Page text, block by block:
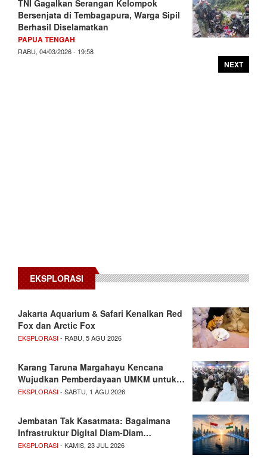
TNI Gagalkan Serangan Kelompok
Bersenjata di Tembagapura, Warga Sipil
Berhasil Diselamatkan
PAPUA TENGAH
RABU, 04/03/2026 - 19:58
NEXT
EKSPLORASI
Jakarta Aquarium & Safari Kenalkan Red
Fox dan Arctic Fox
EKSPLORASI- RABU, 5 AGU 2026
Karang Taruna Margahayu Kencana
Wujudkan Pemberdayaan UMKM untuk…
EKSPLORASI- SABTU, 1 AGU 2026
Jembatan Tak Kasatmata: Bagaimana
Infrastruktur Digital Diam-Diam…
EKSPLORASI- KAMIS, 23 JUL 2026